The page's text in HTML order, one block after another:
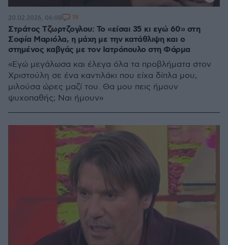
Στράτος Τζωρτζογλου: Το «είσαι 35 κι εγώ 60» στη
Σοφία Μαριόλα, η μάχη με την κατάθλιψη και ο
στημένος καβγάς με τον Ιατρόπουλο στη Φάρμα
«Εγώ μεγάλωσα και έλεγα όλα τα προβλήματα στον
Χριστούλη σε ένα καντιλάκι που είχα δίπλα μου,
μιλούσα ώρες μαζί του. Θα μου πεις ήμουν
ψυχοπαθής; Ναι ήμουν»
20.02.2026, 06:08 19